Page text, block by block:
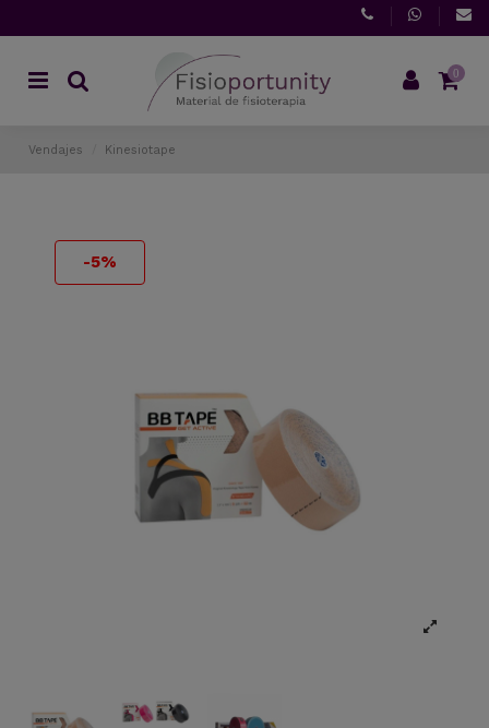
0
Vendajes Kinesiotape
-5%